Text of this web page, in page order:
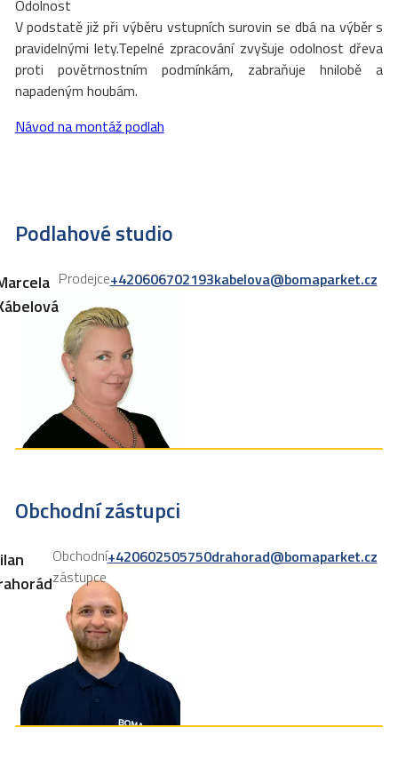
Odolnost
V podstatě již při výběru vstupních surovin se dbá na výběr s
pravidelnými lety.Tepelné zpracování zvyšuje odolnost dřeva
proti povětrnostním podmínkám, zabraňuje hnilobě a
napadeným houbám.
Návod na montáž podlah
Podlahové studio
Prodejce+420606702193kabelova@bomaparket.cz
Obchodní zástupci
Obchodní
zástupce
+420602505750drahorad@bomaparket.cz